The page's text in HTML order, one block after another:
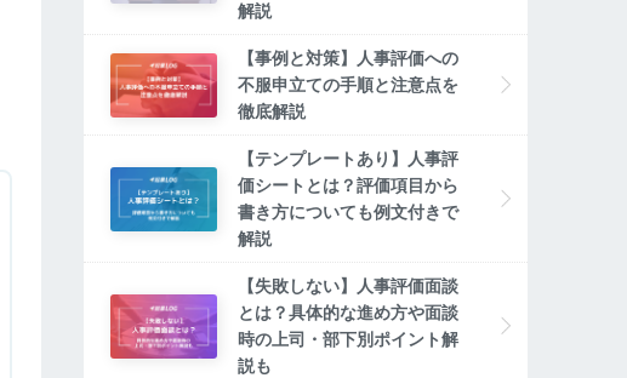
解説
【事例と対策】人事評価への
不服申立ての手順と注意点を
徹底解説
【テンプレートあり】人事評
価シートとは？評価項目から
書き方についても例文付きで
解説
【失敗しない】人事評価面談
とは？具体的な進め方や面談
時の上司・部下別ポイント解
説も